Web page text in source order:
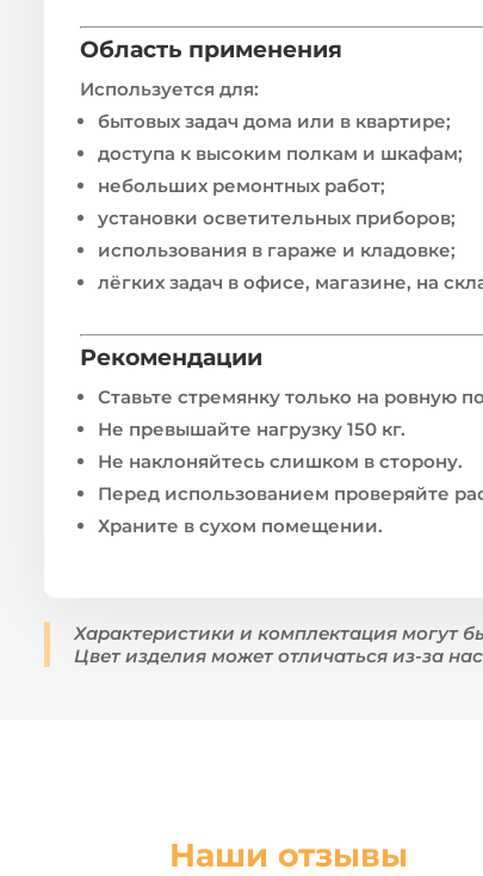
Область применения
Используется для:
бытовых задач дома или в квартире;
доступа к высоким полкам и шкафам;
небольших ремонтных работ;
установки осветительных приборов;
использования в гараже и кладовке;
лёгких задач в офисе, магазине, на
Рекомендации
Ставьте стремянку только на ровную
Не превышайте нагрузку 150 кг.
Не наклоняйтесь слишком в сторону.
Перед использованием проверяйте
Храните в сухом помещении.
Характеристики и комплектация могут
Цвет изделия может отличаться из-за
Наши отзывы